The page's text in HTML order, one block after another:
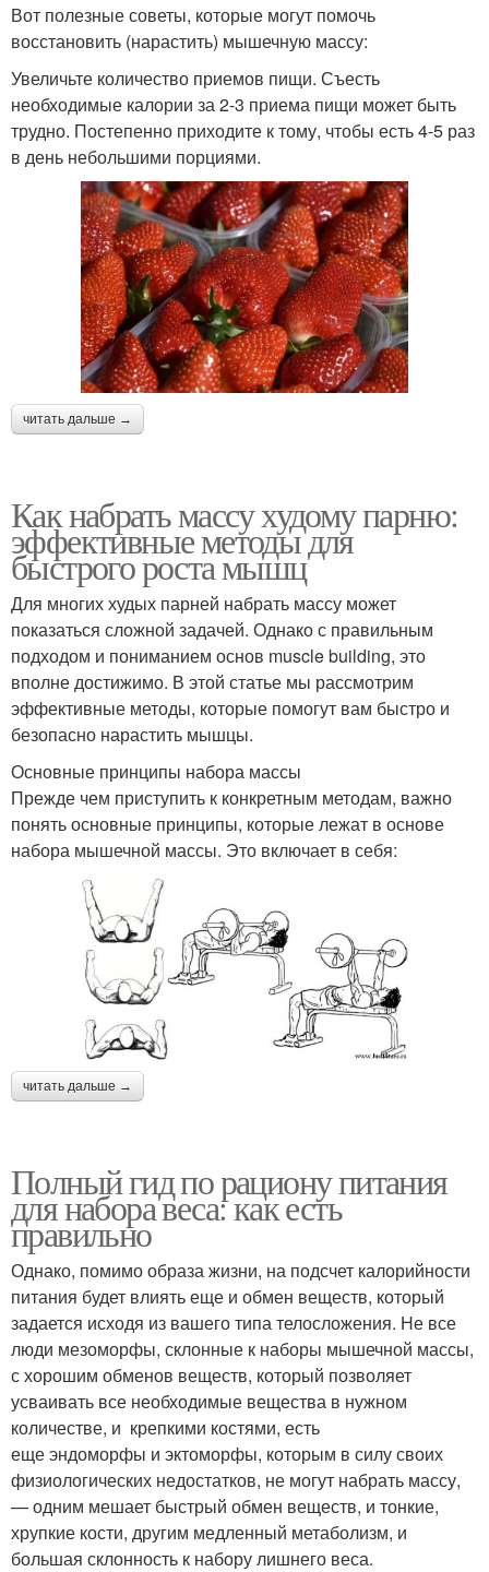
Вот полезные советы, которые могут помочь
восстановить (нарастить) мышечную массу:
Увеличьте количество приемов пищи. Съесть
необходимые калории за 2-3 приема пищи может быть
трудно. Постепенно приходите к тому, чтобы есть 4-5 раз
в день небольшими порциями.
читать дальше →
Как набрать массу худому парню:
эффективные методы для
быстрого роста мышц
Для многих худых парней набрать массу может
показаться сложной задачей. Однако с правильным
подходом и пониманием основ muscle building, это
вполне достижимо. В этой статье мы рассмотрим
эффективные методы, которые помогут вам быстро и
безопасно нарастить мышцы.
Основные принципы набора массы
Прежде чем приступить к конкретным методам, важно
понять основные принципы, которые лежат в основе
набора мышечной массы. Это включает в себя:
читать дальше →
Полный гид по рациону питания
для набора веса: как есть
правильно
Однако, помимо образа жизни, на подсчет калорийности
питания будет влиять еще и обмен веществ, который
задается исходя из вашего типа телосложения. Не все
люди мезоморфы, склонные к наборы мышечной массы,
с хорошим обменов веществ, который позволяет
усваивать все необходимые вещества в нужном
количестве, и крепкими костями, есть
еще эндоморфы и эктоморфы, которым в силу своих
физиологических недостатков, не могут набрать массу,
— одним мешает быстрый обмен веществ, и тонкие,
хрупкие кости, другим медленный метаболизм, и
большая склонность к набору лишнего веса.